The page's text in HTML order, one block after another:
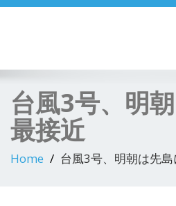
台風3号、明
最接近
Home 台風3号、明朝は先